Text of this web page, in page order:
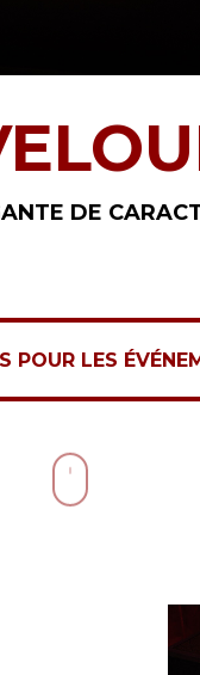
DE
DE FIN
POUR LES
Accédez